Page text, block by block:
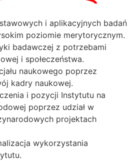
i aplikacyjnych badań
poziomie merytorycznym.
badawczej z potrzebami
i społeczeństwa.
naukowego poprzez
kadry naukowej.
i pozycji Instytutu na
poprzez udział w
projektach
wykorzystania